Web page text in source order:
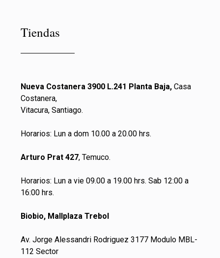
Tiendas
Nueva Costanera 3900 L.241 Planta Baja, Casa
Costanera,
Vitacura, Santiago.
Horarios: Lun a dom 10.00 a 20.00 hrs.
Arturo Prat 427, Temuco.
Horarios: Lun a vie 09.00 a 19.00 hrs. Sab 12:00 a
16:00 hrs.
Biobio, Mallplaza Trebol
Av. Jorge Alessandri Rodriguez 3177 Modulo MBL-
112 Sector